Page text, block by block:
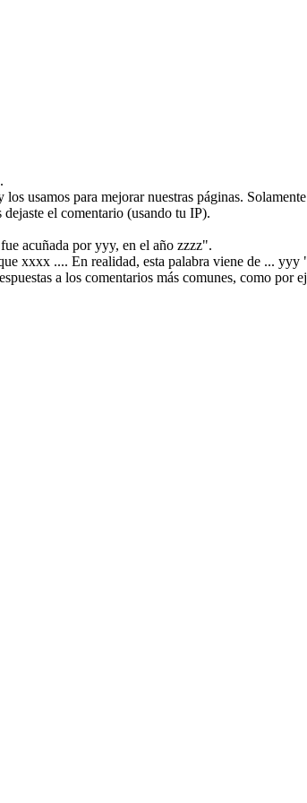
usamos para mejorar nuestras páginas.
el comentario (usando tu IP).
acuñada por yyy, en el año zzzz".
xxxx .... En realidad, esta palabra viene de ... yyy
a los comentarios más comunes, como por